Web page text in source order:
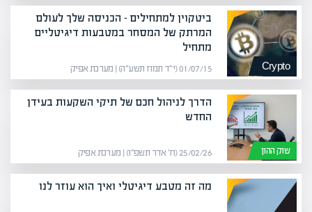
Crypto
ביטקוין למתחילים – הכניסה שלך לעולם
המרתק של המסחר במטבעות דיגיטליים
מתחיל
01/07/15 (י״ד תמוז תשע״ה) | מערכת אפיק
שוק ההון
הדרך לניהול חכם של תיקי השקעות בעידן
החדש
25/02/26 (ח׳ אדר תשפ״ו) | מערכת אפיק
מה זה מטבע דיגיטלי ואיך הוא עוזר לנו